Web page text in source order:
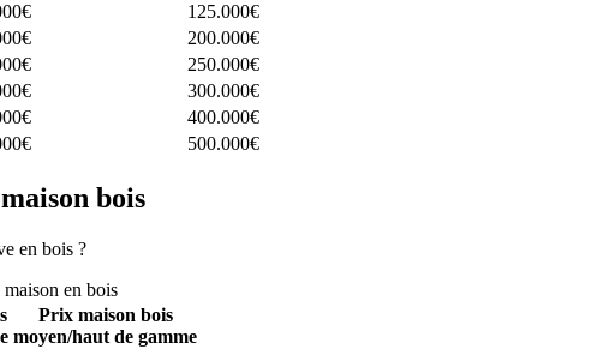
125.000€
200.000€
250.000€
300.000€
400.000€
500.000€
bois
en bois ?
en bois
Prix maison bois
moyen/haut de gamme